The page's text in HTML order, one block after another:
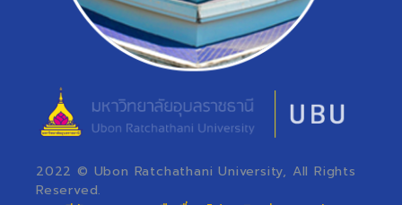
2022 © Ubon Ratchathani University, All Rights
Reserved.